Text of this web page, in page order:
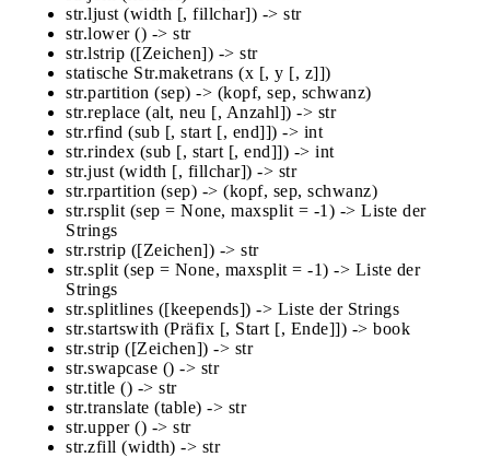
str.ljust (width [, fillchar]) -> str
str.lower () -> str
str.lstrip ([Zeichen]) -> str
statische Str.maketrans (x [, y [, z]])
str.partition (sep) -> (kopf, sep, schwanz)
str.replace (alt, neu [, Anzahl]) -> str
str.rfind (sub [, start [, end]]) -> int
str.rindex (sub [, start [, end]]) -> int
str.just (width [, fillchar]) -> str
str.rpartition (sep) -> (kopf, sep, schwanz)
str.rsplit (sep = None, maxsplit = -1) -> Liste der
Strings
str.rstrip ([Zeichen]) -> str
str.split (sep = None, maxsplit = -1) -> Liste der
Strings
str.splitlines ([keepends]) -> Liste der Strings
str.startswith (Präfix [, Start [, Ende]]) -> book
str.strip ([Zeichen]) -> str
str.swapcase () -> str
str.title () -> str
str.translate (table) -> str
str.upper () -> str
str.zfill (width) -> str